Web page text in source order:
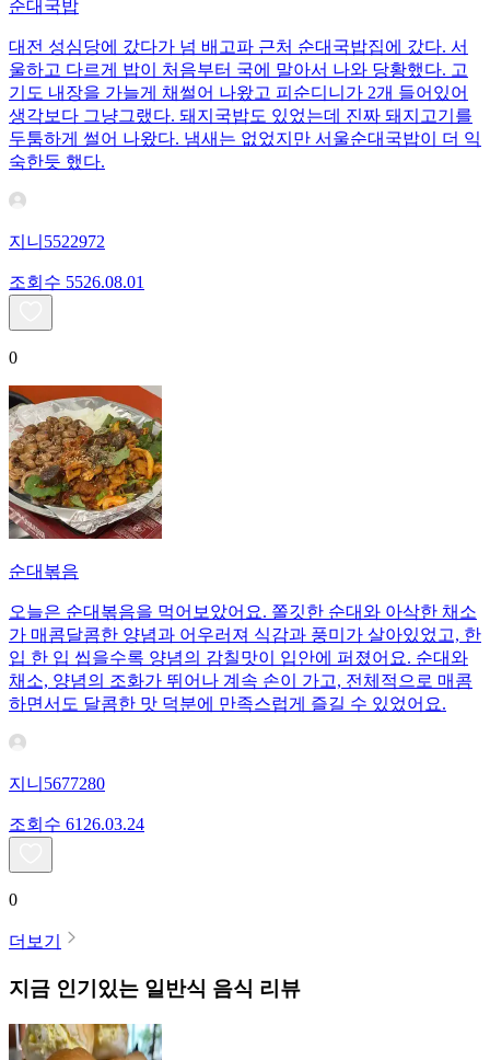
순대국밥
대전 성심당에 갔다가 넘 배고파 근처 순대국밥집에 갔다. 서
울하고 다르게 밥이 처음부터 국에 말아서 나와 당황했다. 고
기도 내장을 가늘게 채썰어 나왔고 피순디니가 2개 들어있어
생각보다 그냥그랬다. 돼지국밥도 있었는데 진짜 돼지고기를
두툼하게 썰어 나왔다. 냄새는 없었지만 서울순대국밥이 더 익
숙한듯 했다.
지니5522972
조회수 5526.08.01
0
순대볶음
오늘은 순대볶음을 먹어보았어요. 쫄깃한 순대와 아삭한 채소
가 매콤달콤한 양념과 어우러져 식감과 풍미가 살아있었고, 한
입 한 입 씹을수록 양념의 감칠맛이 입안에 퍼졌어요. 순대와
채소, 양념의 조화가 뛰어나 계속 손이 가고, 전체적으로 매콤
하면서도 달콤한 맛 덕분에 만족스럽게 즐길 수 있었어요.
지니5677280
조회수 61 26.03.24
0
더보기
지금 인기있는 일반식 음식 리뷰